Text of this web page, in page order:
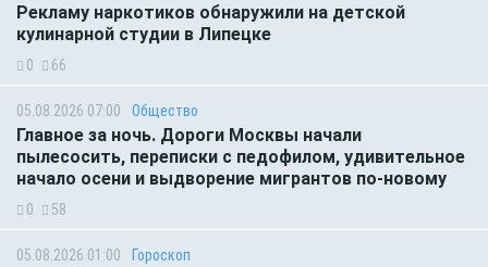
Рекламу наркотиков обнаружили на детской
кулинарной студии в Липецке
0 66
05.08.2026 07:00 Общество
Главное за ночь. Дороги Москвы начали
пылесосить, переписки с педофилом, удивительное
начало осени и выдворение мигрантов по-новому
0 58
05.08.2026 01:00 Гороскоп